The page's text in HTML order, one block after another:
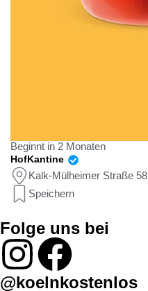
Beginnt in 2 Monaten
HofKantine
Kalk-Mülheimer Straße 58
Speichern
Folge uns bei
@koelnkostenlos